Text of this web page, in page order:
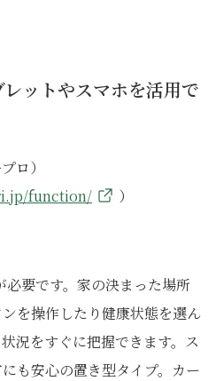
ットやスマホを活用で
ロ）
function/
）
要です。家の決まった場所
を操作したり健康状態を選ん
況をすぐに把握できます。ス
も安心の置き型タイプ。カー